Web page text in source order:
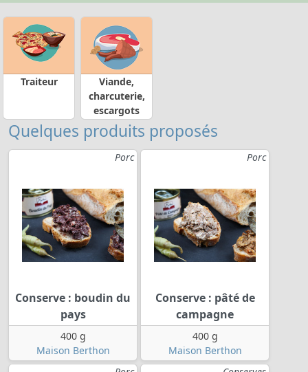
Traiteur
Viande,
charcuterie,
escargots
Quelques produits proposés
Porc
Conserve : boudin du
pays
400 g
Maison Berthon
Porc
Conserve : pâté de
campagne
400 g
Maison Berthon